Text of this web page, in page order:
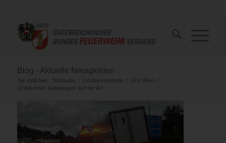
Blog - Aktuelle Neuigkeiten
Sie sind hier: Startseite / Landesverbände / LFV Wien
/
Unfall eines Sattelzuges auf der A4